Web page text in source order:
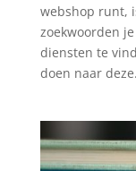
webshop runt,
zoekwoorden
diensten te
doen naar